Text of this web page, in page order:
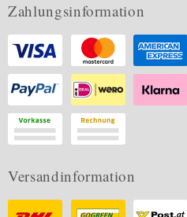
Zahlungsinformation
Versandinformation